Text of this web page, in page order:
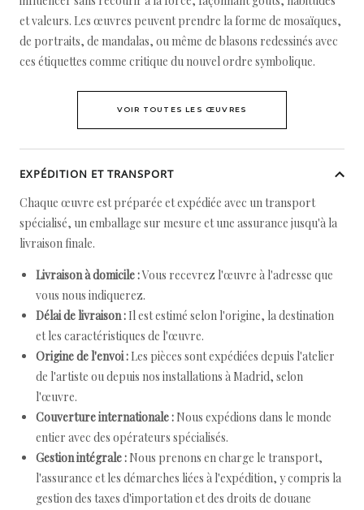
et valeurs. Les œuvres peuvent prendre la forme de mosaïques,
de portraits, de mandalas, ou même de blasons redessinés avec
ces étiquettes comme critique du nouvel ordre symbolique.
VOIR TOUTES LES ŒUVRES
EXPÉDITION ET TRANSPORT
Chaque œuvre est préparée et expédiée avec un transport
spécialisé, un emballage sur mesure et une assurance jusqu'à la
livraison finale.
Livraison à domicile :Vous recevrez l'œuvre à l'adresse que
vous nous indiquerez.
Délai de livraison : Il est estimé selon l'origine, la destination
et les caractéristiques de l'œuvre.
Origine de l'envoi : Les pièces sont expédiées depuis l'atelier
de l'artiste ou depuis nos installations à Madrid, selon
l'œuvre.
Couverture internationale : Nous expédions dans le monde
entier avec des opérateurs spécialisés.
Gestion intégrale : Nous prenons en charge le transport,
l'assurance et les démarches liées à l'expédition, y compris la
gestion des taxes d'importation et des droits de douane